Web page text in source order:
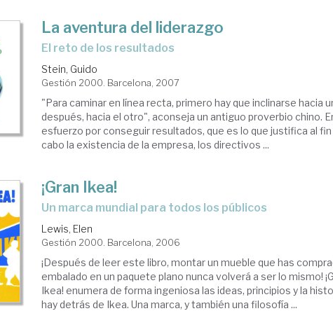
La aventura del liderazgo
el reto de los resultados
Stein, Guido
Gestión 2000. Barcelona, 2007
"Para caminar en línea recta, primero hay que inclinarse hacia
después, hacia el otro", aconseja un antiguo proverbio chino.
esfuerzo por conseguir resultados, que es lo que justifica al fin
cabo la existencia de la empresa, los directivos ...
¡Gran Ikea!
un marca mundial para todos los públicos
Lewis, Elen
Gestión 2000. Barcelona, 2006
¡Después de leer este libro, montar un mueble que has
embalado en un paquete plano nunca volverá a ser lo mismo!
Ikea! enumera de forma ingeniosa las ideas, principios y la
hay detrás de Ikea. Una marca, y también una filosofía ...